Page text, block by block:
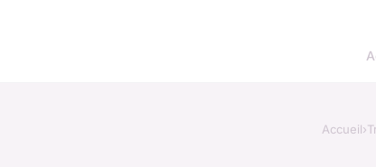
Accueil›